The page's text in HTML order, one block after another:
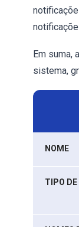
Em suma,
sistema,
NOME
TIPO